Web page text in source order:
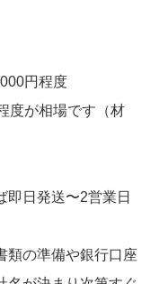
円程度
度が相場です（材
即日発送〜2営業日
類の準備や銀行口座